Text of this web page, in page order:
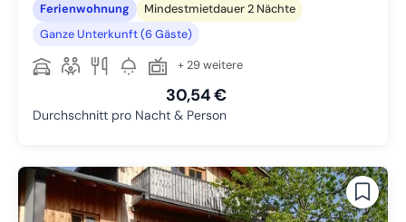
Ferienwohnung
Mindestmietdauer 2 Nächte
Ganze Unterkunft (6 Gäste)
+ 29 weitere
30,54 €
Durchschnitt pro Nacht & Person